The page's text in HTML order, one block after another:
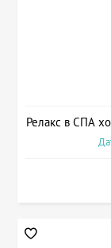
Релакс в СПА